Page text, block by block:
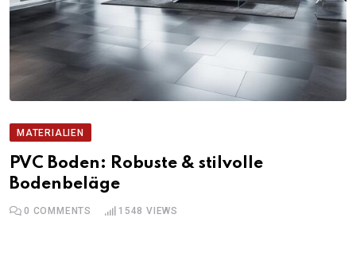
MATERIALIEN
PVC Boden: Robuste & stilvolle
Bodenbeläge
0 COMMENTS 1548 VIEWS